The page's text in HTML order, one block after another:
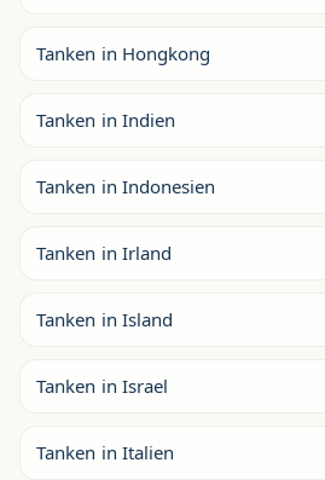
Tanken in Hongkong
Tanken in Indien
Tanken in Indonesien
Tanken in Irland
Tanken in Island
Tanken in Israel
Tanken in Italien